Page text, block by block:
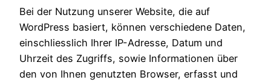
Bei der Nutzung unserer Website, die auf
WordPress basiert, können verschiedene Daten,
einschliesslich Ihrer IP-Adresse, Datum und
Uhrzeit des Zugriffs, sowie Informationen über
den von Ihnen genutzten Browser, erfasst und